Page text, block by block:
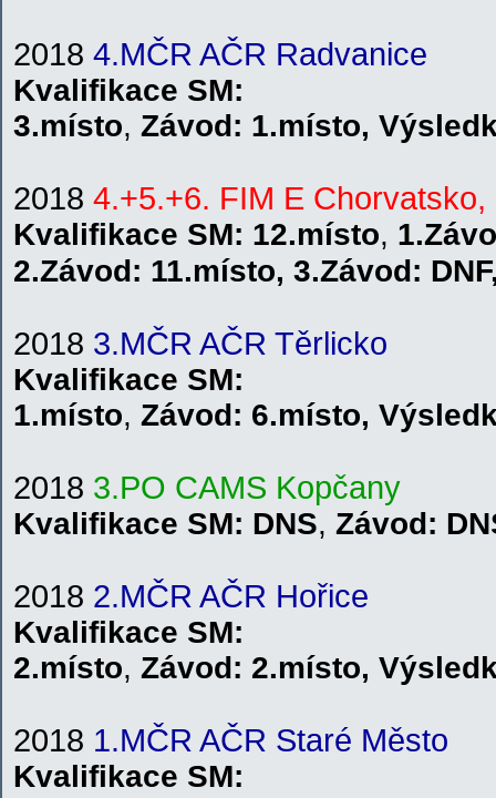
2018 4.MČR AČR Radvanice
Kvalifikace SM:
3.místo, Závod: 1.místo, V
2018 4.+5.+6. FIM E Chorvatsko,
Kvalifikace SM: 12.místo,
2.Závod: 11.místo, 3.Závod:
2018 3.MČR AČR Těrlicko
Kvalifikace SM:
1.místo, Závod: 6.místo, V
2018 3.PO CAMS Kopčany
Kvalifikace SM: DNS, Závod:
2018 2.MČR AČR Hořice
Kvalifikace SM:
2.místo, Závod: 2.místo, V
2018 1.MČR AČR Staré Město
Kvalifikace SM: